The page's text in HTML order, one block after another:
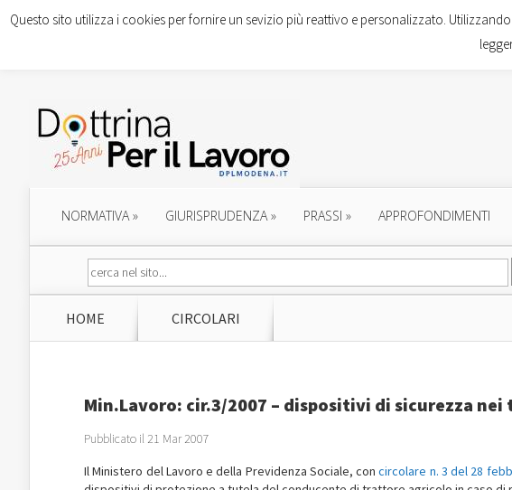
NORMATIVA» GIURISPRUDENZA» PRASSI » APPROFONDIMENTI
HOME CIRCOLARI
Min.Lavoro: cir.3/2007 – dispositivi di sicurezza
Pubblicato il 21 Mar 2007
Il Ministero del Lavoro e della Previdenza Sociale, concircolare n. 3 del 28
Questo sito utilizza i cookies per fornire un sevizio più reattivo e personalizzato.